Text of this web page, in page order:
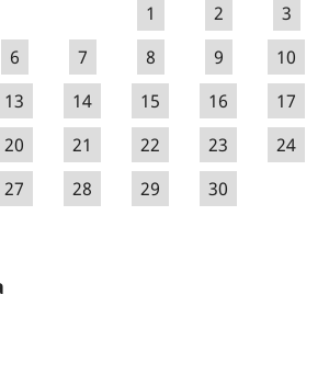
1
2
3
6 7 8 9
10
13 14 15 16
17
20 21 22 23
24
27 28 29
30